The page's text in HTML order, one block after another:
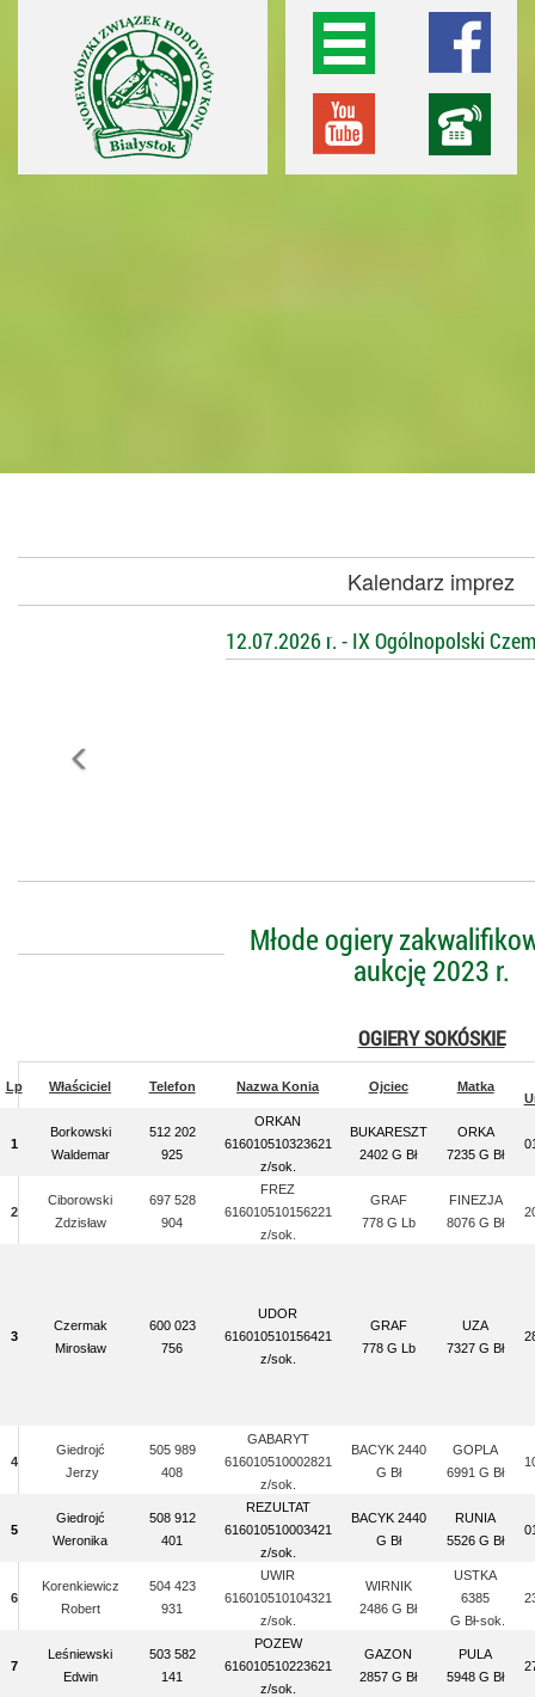
Kalendarz imprez
12.07.2026 r. - IX Ogólnopolski
Młode ogiery
aukcję 2023 r.
OGIERY SOKÓSKIE
Lp Właściciel Telefon Nazwa Konia Ojciec
Matka
1
Borkowski
Waldemar
512 202
925
ORKAN
616010510323621
z/sok.
BUKARESZT
2402 G Bł
ORKA
7235 G Bł
2
Ciborowski
Zdzisław
697 528
904
FREZ
616010510156221
z/sok.
GRAF
778 G Lb
FINEZJA
8076 G Bł
3
Czermak
Mirosław
600 023
756
UDOR
616010510156421
z/sok.
GRAF
778 G Lb
UZA
7327 G Bł
4
Giedrojć
Jerzy
505 989
408
GABARYT
616010510002821
z/sok.
BACYK 2440
G Bł
GOPLA
6991 G Bł
5
Giedrojć
Weronika
508 912
401
REZULTAT
616010510003421
z/sok.
BACYK 2440
G Bł
RUNIA
5526 G Bł
6
Korenkiewicz
Robert
504 423
931
UWIR
616010510104321
z/sok.
WIRNIK
2486 G Bł
USTKA
6385
G Bł-sok.
7
Leśniewski
Edwin
503 582
141
POZEW
616010510223621
z/sok.
GAZON
2857 G Bł
PULA
5948 G Bł